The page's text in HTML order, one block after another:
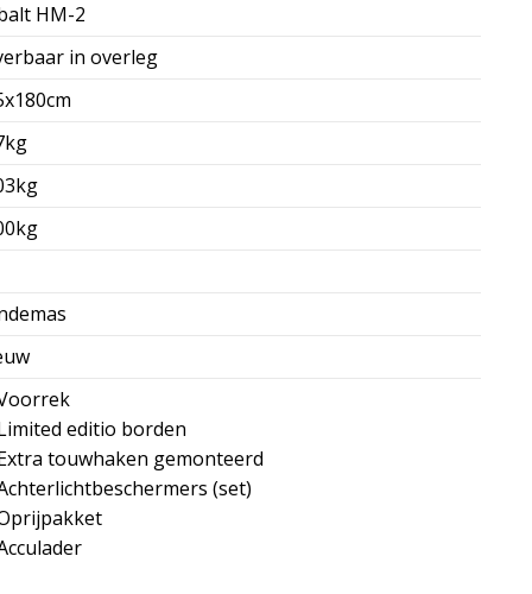
HM-2
in overleg
editio borden
touwhaken gemonteerd
(set)